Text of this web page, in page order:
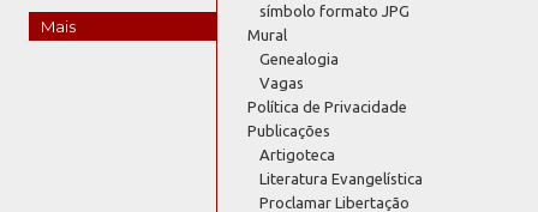
Mais
símbolo formato JPG
Mural
Genealogia
Vagas
Política de Privacidade
Publicações
Artigoteca
Literatura Evangelística
Proclamar Libertação